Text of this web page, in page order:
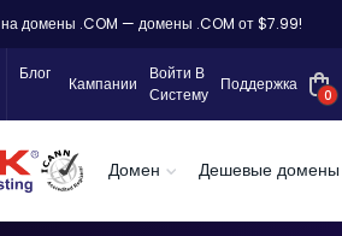
домены .COM — домены .COM от $7.99!
Блог
Кампании
Войти В
Систему
Поддержка
0
Домен Дешевые домены